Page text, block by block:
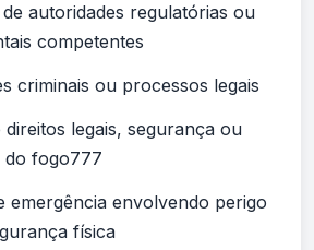
autoridades regulatórias ou
competentes
criminais ou processos legais
direitos legais, segurança ou
do fogo777
emergência envolvendo perigo
física